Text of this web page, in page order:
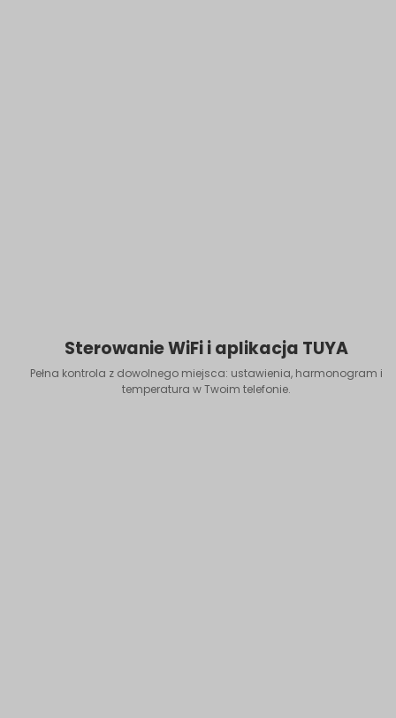
Sterowanie WiFi i aplikacja TUYA
Pełna kontrola z dowolnego miejsca: ustawienia, harmonogram i
temperatura w Twoim telefonie.